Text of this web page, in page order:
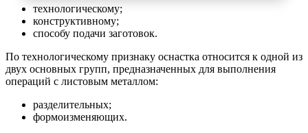
технологическому;
конструктивному;
способу подачи заготовок.
По технологическому признаку оснастка относится к одной из
двух основных групп, предназначенных для выполнения
операций с листовым металлом:
разделительных;
формоизменяющих.